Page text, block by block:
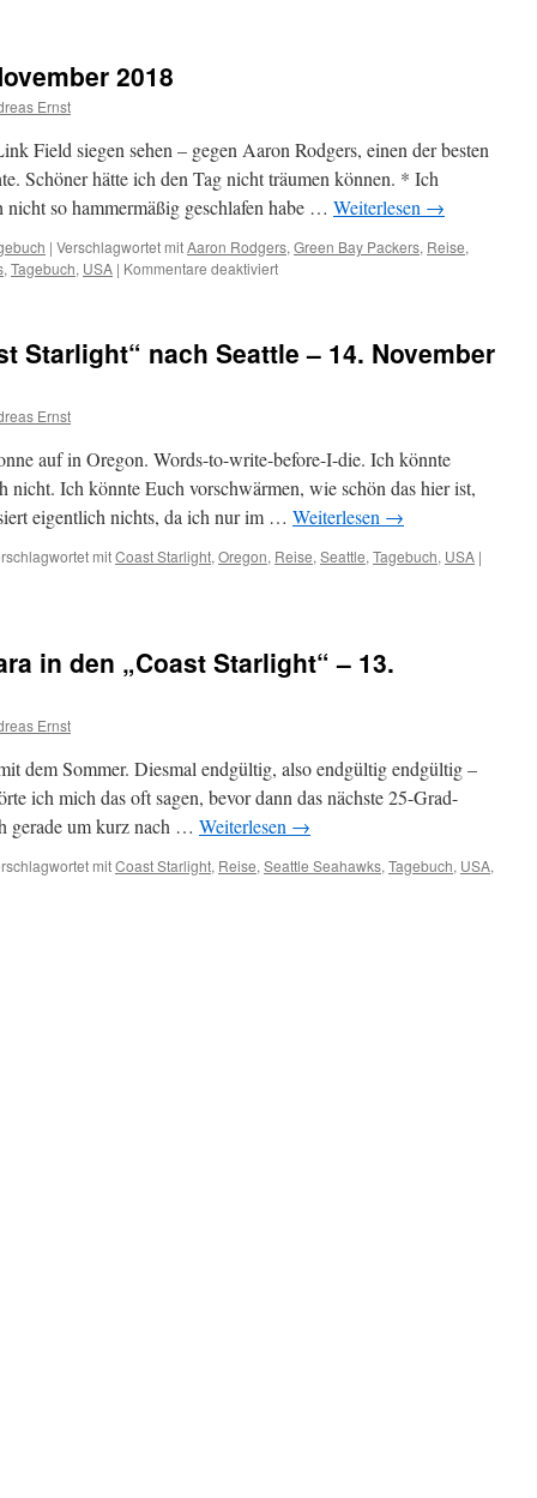
–
2018
Ernst
Field siegen sehen – gegen Aaron Rodgers, einen der besten
Schöner hätte ich den Tag nicht träumen können. * Ich
so hammermäßig geschlafen habe … Weiterlesen →
| Verschlagwortet mitAaron Rodgers, Green Bay Packers, Reise,
, Tagebuch, USA | Kommentare deaktiviert
Seattle
Starlight“ nach Seattle – 14. November
Ernst
auf in Oregon. Words-to-write-before-I-die. Ich könnte
nicht. Ich könnte Euch vorschwärmen, wie schön das hier ist,
eigentlich nichts, da ich nur im … Weiterlesen →
mitCoast Starlight, Oregon, Reise, Seattle, Tagebuch, USA |
in den „Coast Starlight“ – 13.
Ernst
dem Sommer. Diesmal endgültig, also endgültig endgültig –
ich mich das oft sagen, bevor dann das nächste 25-Grad-
gerade um kurz nach … Weiterlesen →
mitCoast Starlight, Reise, Seattle Seahawks, Tagebuch, USA,